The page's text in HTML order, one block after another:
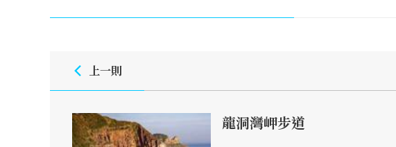
上一則
龍洞灣岬步道